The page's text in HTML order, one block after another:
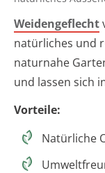
Weidengeflecht
natürliches und
naturnahe
und lassen sich
Vorteile:
Natürliche